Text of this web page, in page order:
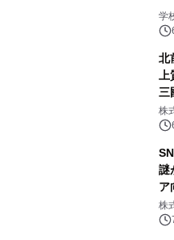
学
北
上
三
株
謎
ア
誕
株